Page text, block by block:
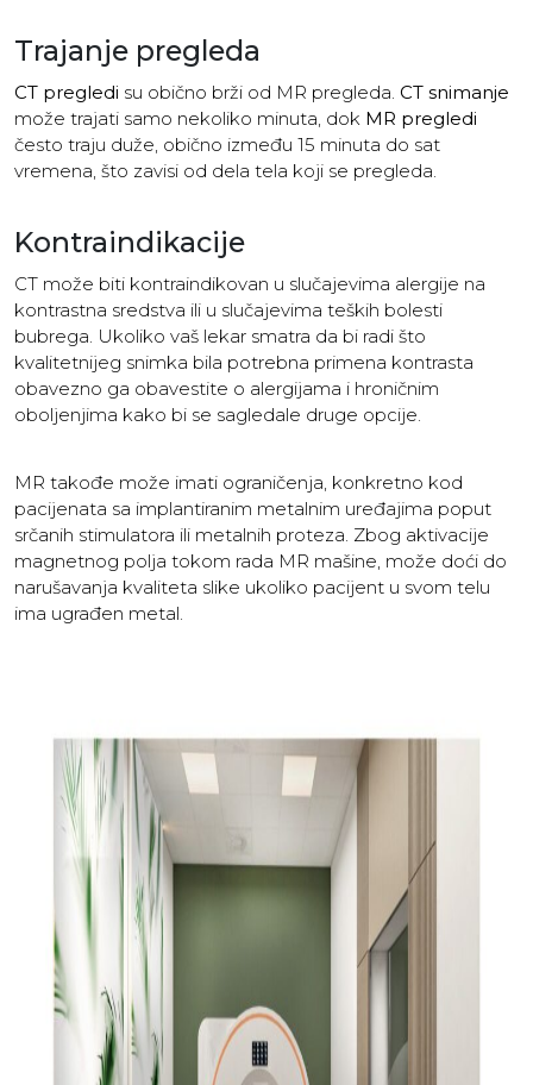
Trajanje pregleda
CT pregledi su obično brži od MR pregleda. CT snimanje
može trajati samo nekoliko minuta, dok MR pregledi
često traju duže, obično između 15 minuta do sat
vremena, što zavisi od dela tela koji se pregleda.
Kontraindikacije
CT može biti kontraindikovan u slučajevima alergije na
kontrastna sredstva ili u slučajevima teških bolesti
bubrega. Ukoliko vaš lekar smatra da bi radi što
kvalitetnijeg snimka bila potrebna primena kontrasta
obavezno ga obavestite o alergijama i hroničnim
oboljenjima kako bi se sagledale druge opcije.
MR takođe može imati ograničenja, konkretno kod
pacijenata sa implantiranim metalnim uređajima poput
srčanih stimulatora ili metalnih proteza. Zbog aktivacije
magnetnog polja tokom rada MR mašine, može doći do
narušavanja kvaliteta slike ukoliko pacijent u svom telu
ima ugrađen metal.